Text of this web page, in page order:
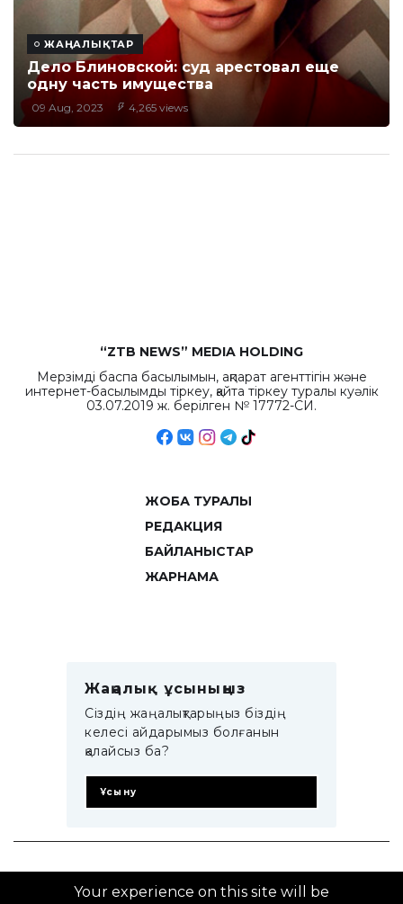
ЖАҢАЛЫҚТАР
Дело Блиновской: суд арестовал еще
одну часть имущества
09 Aug, 2023 4,265 views
“ZTB NEWS” MEDIA HOLDING
Мерзімді баспа басылымын, ақпарат агенттігін және
интернет-басылымды тіркеу, қайта тіркеу туралы куәлік
03.07.2019 ж. берілген № 17772-СИ.
ЖОБА ТУРАЛЫ
РЕДАКЦИЯ
БАЙЛАНЫСТАР
ЖАРНАМА
Жаңалық ұсыныңыз
Сіздің жаңалықтарыңыз біздің
келесі айдарымыз болғанын
қалайсыз ба?
Ұсыну
© 2014–2025 ZTB.KZ
Your experience on this site will be